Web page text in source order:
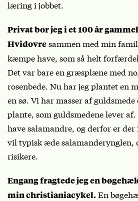
læring i jobbet.
Privat bor jeg i et 100 år
Hvidovresammen med min
kæmpe have, som så helt
Det var bare en græsplæne med
rosenbede. Nu har jeg plantet en
en sø. Vi har masser af guldsmede
plante, som guldsmedene lever
have salamandre, og derfor er der
vil typisk æde salamanderynglen,
risikere.
Engang fragtede jeg en
min christianiacykel.En